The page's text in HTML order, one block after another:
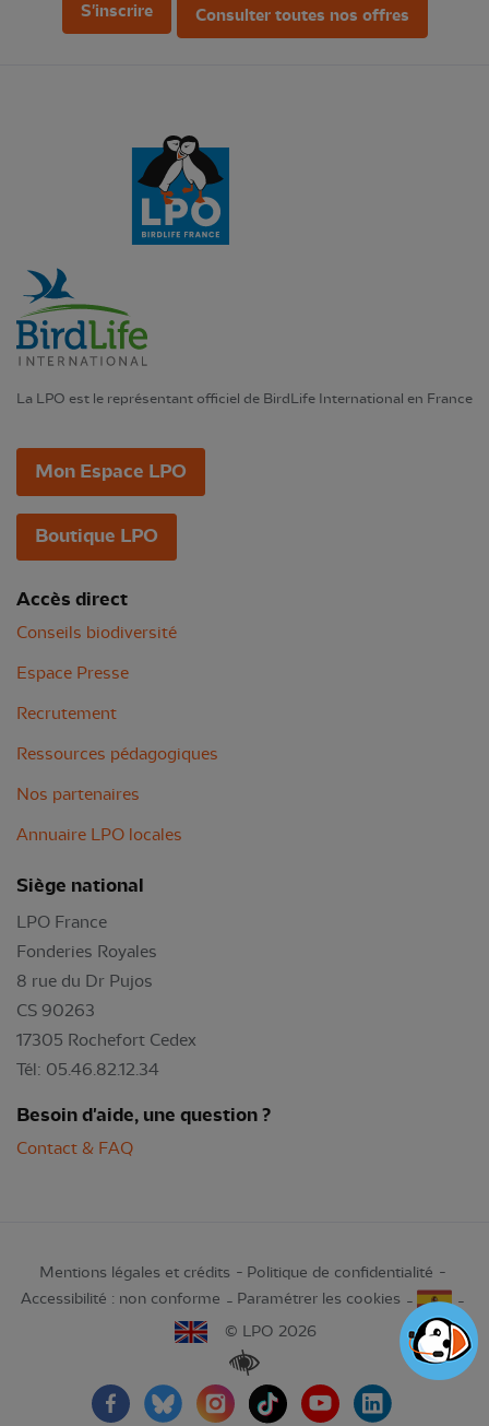
S'inscrire Consulter toutes nos offres
La LPO est le représentant officiel de BirdLife International en France
Mon Espace LPO
Boutique LPO
Accès direct
Conseils biodiversité
Espace Presse
Recrutement
Ressources pédagogiques
Nos partenaires
Annuaire LPO locales
Siège national
LPO France
Fonderies Royales
8 rue du Dr Pujos
CS 90263
17305 Rochefort Cedex
Tél: 05.46.82.12.34
Besoin d'aide, une question ?
Contact & FAQ
Mentions légales et crédits
Politique de confidentialité
Accessibilité : non conforme
Paramétrer les cookies
© LPO 2026
Renforcer les contrastes